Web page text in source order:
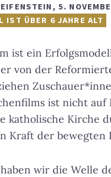
, 5.
IST ÜBER 6 JAHRE ALT
ist ein
von der
ist nicht auf
katholische Kirche
Kraft der bewegten
wir die Welle